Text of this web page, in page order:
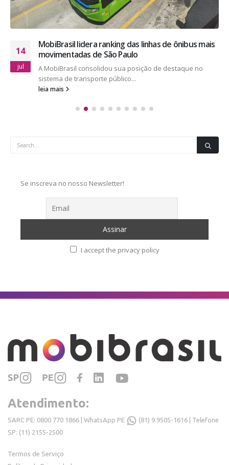
14
jul
MobiBrasil lidera ranking das linhas de ônibus mais
movimentadas de São Paulo
A MobiBrasil consolidou sua posição de destaque no
sistema de transporte público...
leia mais
Se inscreva no nosso Newsletter!
I accept the privacy policy
Atendimento:
SARC PE: 0800 770 1866 | WhatsApp PE (81) 9.9505-1616 | Telefone
SP: (11) 2155-2500
Termos de Serviço